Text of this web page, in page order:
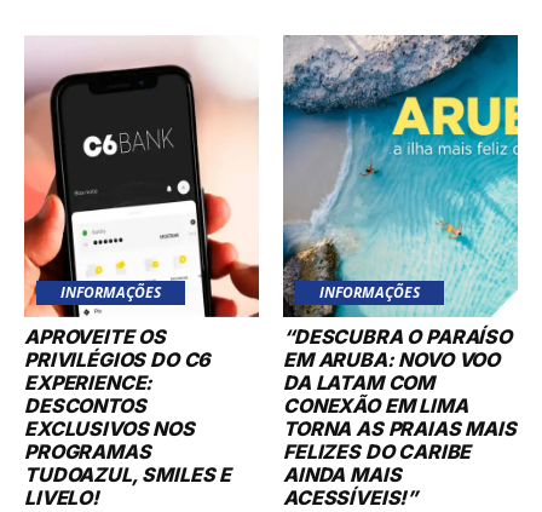
INFORMAÇÕES
APROVEITE OS
PRIVILÉGIOS DO C6
EXPERIENCE:
DESCONTOS
EXCLUSIVOS NOS
PROGRAMAS
TUDOAZUL, SMILES E
LIVELO!
INFORMAÇÕES
“DESCUBRA O PARAÍSO
EM ARUBA: NOVO VOO
DA LATAM COM
CONEXÃO EM LIMA
TORNA AS PRAIAS MAIS
FELIZES DO CARIBE
AINDA MAIS
ACESSÍVEIS!”